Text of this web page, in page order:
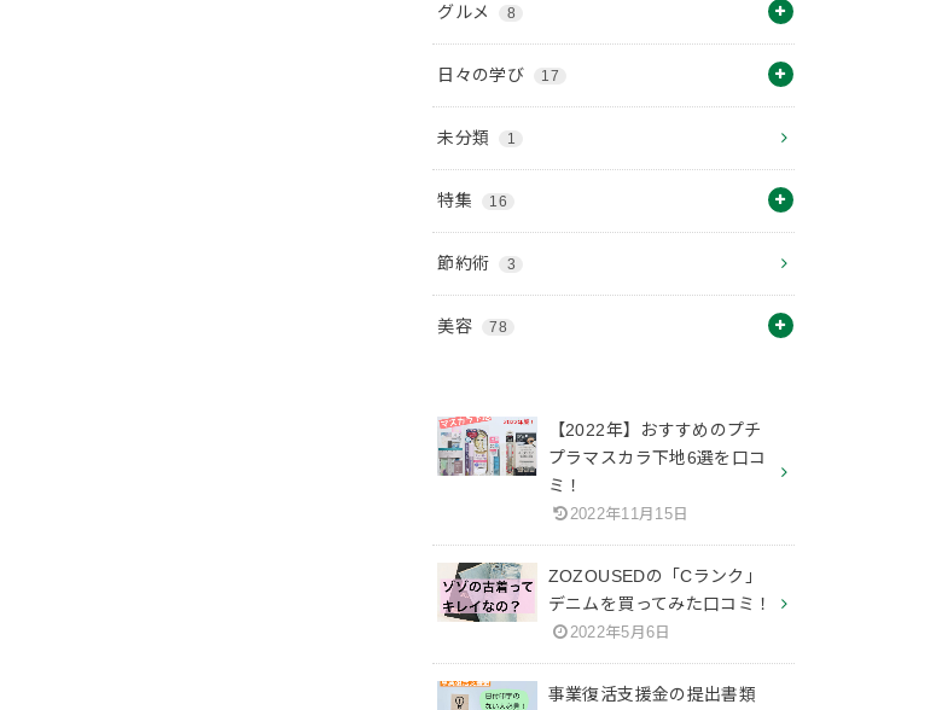
グルメ 8
日々の学び 17
未分類 1
特集 16
節約術 3
美容 78
【2022年】おすすめのプチ
プラマスカラ下地6選を口コ
ミ！
2022年11月15日
ZOZOUSEDの「Cランク」
デニムを買ってみた口コミ！
2022年5月6日
事業復活支援金の提出書類